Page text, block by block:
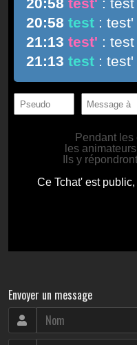
Envoyer un message